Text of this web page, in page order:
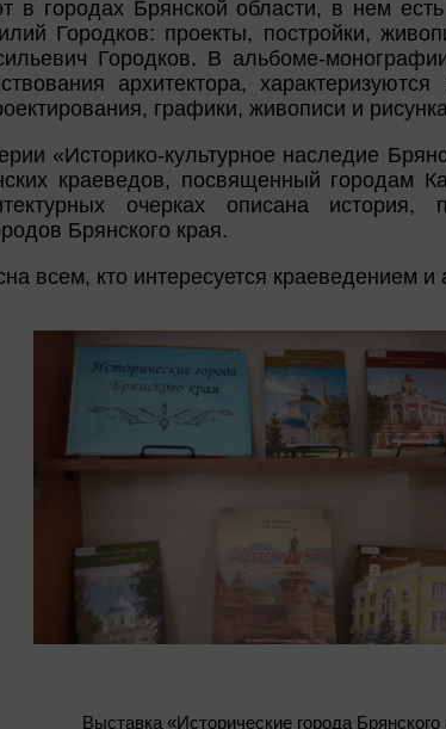
в городах Брянской области, в нем
Городков: проекты, постройки,
Городков. В альбоме-монографии
архитектора,
графики, живописи и
«Историко-культурное наследие
краеведов, посвященный городам
очерках описана история,
Брянского края.
всем, кто интересуется краеведением и
Выставка «Исторические города Брянского